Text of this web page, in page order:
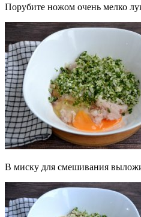
Порубите ножом очень мелко
В миску для смешивания